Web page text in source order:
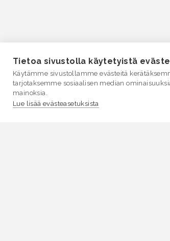
Tietoa sivustolla käytetyistä
Käytämme sivustollamme evästeitä
tarjotaksemme sosiaalisen median
mainoksia.
Lue lisää evästeasetuksista